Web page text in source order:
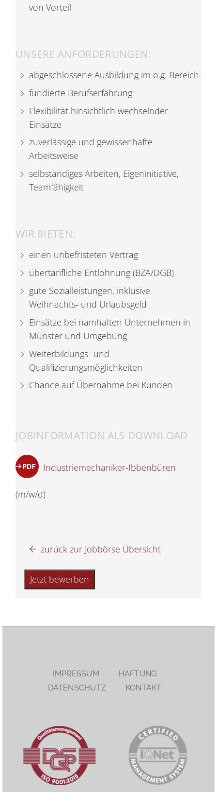
von Vorteil
UNSERE ANFORDERUNGEN:
abgeschlossene Ausbildung im o.g. Bereich
fundierte Berufserfahrung
Flexibilität hinsichtlich wechselnder
Einsätze
zuverlässige und gewissenhafte
Arbeitsweise
selbständiges Arbeiten, Eigeninitiative,
Teamfähigkeit
WIR BIETEN:
einen unbefristeten Vertrag
übertarifliche Entlohnung (BZA/DGB)
gute Sozialleistungen, inklusive
Weihnachts- und Urlaubsgeld
Einsätze bei namhaften Unternehmen in
Münster und Umgebung
Weiterbildungs- und
Qualifizierungsmöglichkeiten
Chance auf Übernahme bei Kunden
JOBINFORMATION ALS DOWNLOAD
Industriemechaniker-Ibbenbüren
(m/w/d)
zurück zur Jobbörse Übersicht
IMPRESSUM
HAFTUNG
DATENSCHUTZ
KONTAKT